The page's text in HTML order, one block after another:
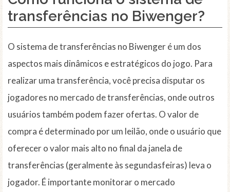
transferências no Biwenger?
O sistema de transferências no Biwenger é um dos
aspectos mais dinâmicos e estratégicos do jogo. Para
realizar uma transferência, você precisa disputar os
jogadores no mercado de transferências, onde outros
usuários também podem fazer ofertas. O valor de
compra é determinado por um leilão, onde o usuário que
oferecer o valor mais alto no final da janela de
transferências (geralmente às segundasfeiras) leva o
jogador. É importante monitorar o mercado